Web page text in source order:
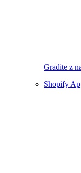
Gradite z
Shopify